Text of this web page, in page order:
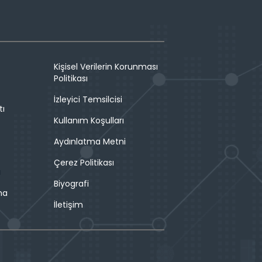
Kişisel Verilerin Korunması
Politikası
İzleyici Temsilcisi
Kullanım Koşulları
Aydınlatma Metni
Çerez Politikası
Biyografi
İletişim